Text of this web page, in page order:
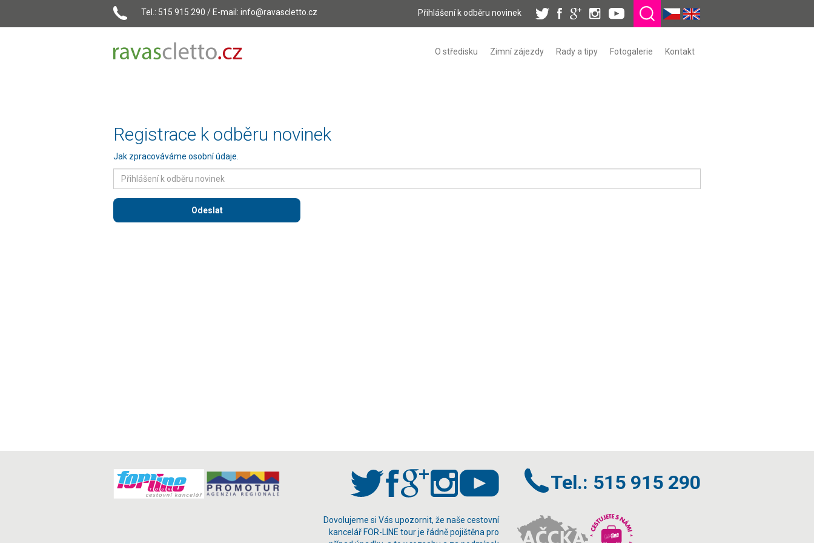
Tel.: 515 915 290 / E-mail: info@ravascletto.cz Přihlášení k odběru novinek
O středisku Zimní zájezdy Rady a tipy Fotogalerie Kontakt
Registrace k odběru novinek
Jak zpracováváme osobní údaje
Odeslat
Tel.: 515 915 290
Dovolujeme si Vás upozornit, že naše cestovní
kancelář FOR-LINE tour je řádně pojištěna pro